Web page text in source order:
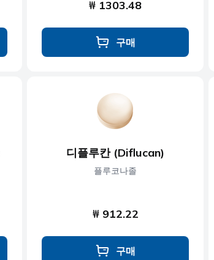
₩ 1303.48
구매
디플루칸 (Diflucan)
플루코나졸
₩ 912.22
구매